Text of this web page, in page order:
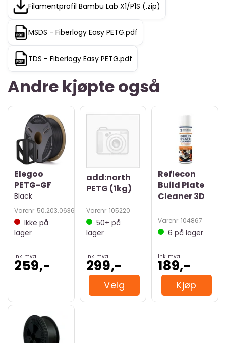
Filamentprofil Bambu Lab X1/P1S (.zip)
MSDS - Fiberlogy Easy PETG.pdf
TDS - Fiberlogy Easy PETG.pdf
Andre kjøpte også
Elegoo
PETG-GF
Black
Varenr 50.203.0636
Ikke på
lager
Ink. mva
259,-
add:north
PETG (1kg)
Varenr 105220
50+ på
lager
Ink. mva
299,-
Velg
Reflecon
Build Plate
Cleaner 3D
Varenr 104867
6 på lager
Ink. mva
189,-
Kjøp